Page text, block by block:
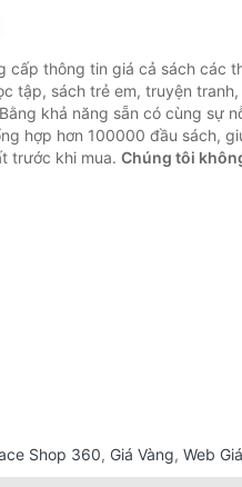
cấp thông tin giá cả sách các
tập, sách trẻ em, truyện
khả năng sẵn có cùng sự
hợp hơn 100000 đầu sách,
trước khi mua. Chúng tôi
Shop 360, Giá Vàng, Web Giá